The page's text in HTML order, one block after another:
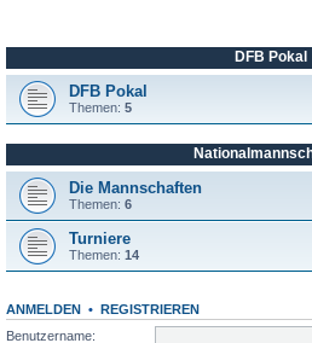
V
d
DFB Pokal
DFB Pokal
Themen: 5
Die Mannschaften
Themen: 6
Turniere
Themen: 14
ANMELDEN •
REGISTRIEREN
Benutzername: